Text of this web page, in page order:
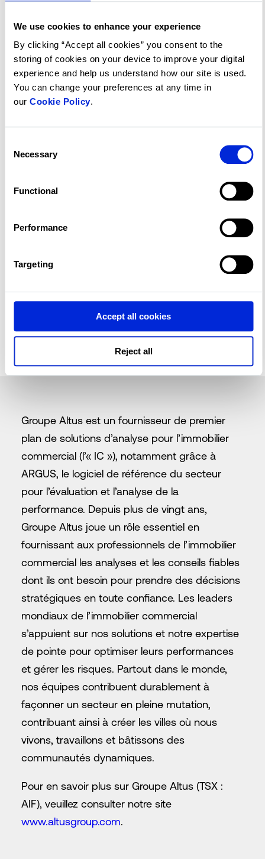
We use cookies to enhance your experience
By clicking “Accept all cookies” you consent to the
storing of cookies on your device to improve your digital
experience and help us understand how our site is used.
You can change your preferences at any time in
our Cookie Policy.
Selection
Necessary
Functional
Performance
Targeting
Accept all cookies
Reject all
Pour télécharger le rapport de développement
durable 2025 du groupe Altus, veuillez
consulterhttps://www.altusgroup.com/about-
us/sustainability/
de gouvernance d’entreprise du Groupe Altus
d’information de la direction de la Société, qui
a été déposée sur SEDAR+ et publiée sur le
Groupe Altus est un fournisseur de premier
plan de solutions d’analyse pour l’immobilier
commercial (l’« IC »), notamment grâce à
ARGUS, le logiciel de référence du secteur
pour l’évaluation et l’analyse de la
performance. Depuis plus de vingt ans,
Groupe Altus joue un rôle essentiel en
fournissant aux professionnels de l’immobilier
commercial les analyses et les conseils fiables
dont ils ont besoin pour prendre des décisions
stratégiques en toute confiance. Les leaders
mondiaux de l’immobilier commercial
s’appuient sur nos solutions et notre expertise
de pointe pour optimiser leurs performances
et gérer les risques. Partout dans le monde,
nos équipes contribuent durablement à
façonner un secteur en pleine mutation,
contribuant ainsi à créer les villes où nous
vivons, travaillons et bâtissons des
communautés dynamiques.
Pour en savoir plus sur Groupe Altus (TSX :
AIF), veuillez consulter notre site
www.altusgroup.com.